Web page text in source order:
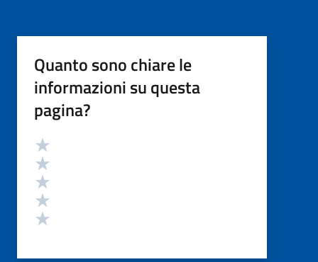
Quanto sono chiare le
informazioni su questa
pagina?
Valutazione